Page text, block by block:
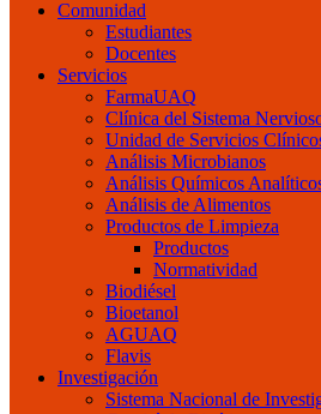
Comunidad
Estudiantes
Docentes
Servicios
FarmaUAQ
Clínica del Sistema
Unidad de Servicios
Análisis Microbianos
Análisis Químicos
Análisis de Alimentos
Productos de Limpieza
Productos
Normatividad
Biodiésel
Bioetanol
AGUAQ
Flavis
Investigación
Sistema Nacional de